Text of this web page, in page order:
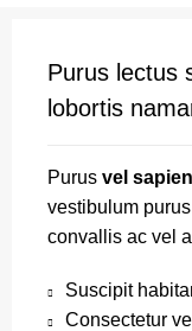
Purus lectus
lobortis
Purus vel sapien
vestibulum
convallis ac vel
Suscipit
Consectetur